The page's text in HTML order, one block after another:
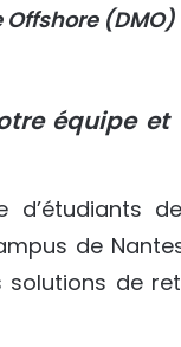
(DMO)
équipe
de
solutions de